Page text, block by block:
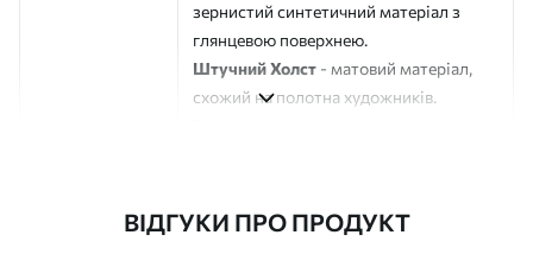
зернистий синтетичний матеріал з
глянцевою поверхнею.
Штучний Холст - матовий матеріал,
схожий на полотна художників.
ВІДГУКИ ПРО ПРОДУКТ